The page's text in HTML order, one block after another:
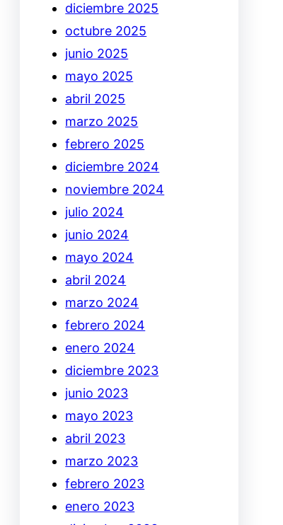
diciembre 2025
octubre 2025
junio 2025
mayo 2025
abril 2025
marzo 2025
febrero 2025
diciembre 2024
noviembre 2024
julio 2024
junio 2024
mayo 2024
abril 2024
marzo 2024
febrero 2024
enero 2024
diciembre 2023
junio 2023
mayo 2023
abril 2023
marzo 2023
febrero 2023
enero 2023